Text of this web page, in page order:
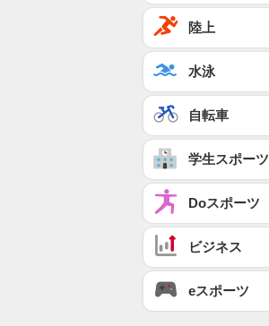
陸上
水泳
自転車
学生スポーツ
Doスポーツ
ビジネス
eスポーツ